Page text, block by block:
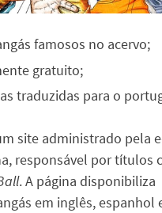
famosos no acervo;
gratuito;
traduzidas para o
site administrado pela
responsável por títulos
. A página disponibiliza
em inglês, espanhol